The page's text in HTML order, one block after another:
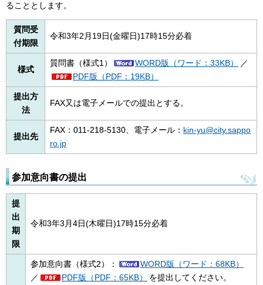
ることとします。
質問受
付期限
令和3年2月19日(金曜日)17時15分必着
様式
質問書（様式1） WORD版（ワード：33KB）
／
PDF版（PDF：19KB）
提出方
法
FAX又は電子メールでの提出とする。
提出先
FAX：011-218-5130、電子メール： kin-yu@city.sappo
ro.jp
参加意向書の提出
提
出
期
限
令和3年3月4日(木曜日)17時15分必着
参加意向書（様式2）：
WORD版（ワード：68KB）
／
PDF版（PDF：65KB）
を提出してください。